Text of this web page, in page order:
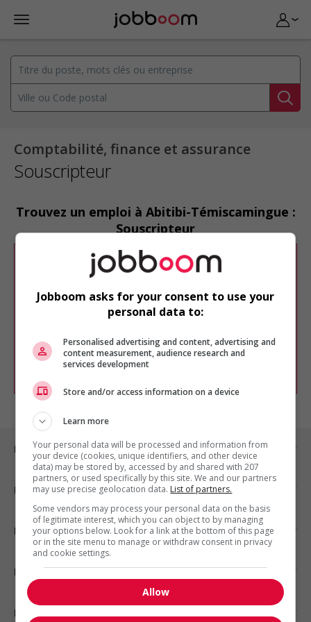
Comptabilité, finance et assurance
Souscripteur
Trouvez un emploi à Abitibi-Témiscamingue :
Souscripteur
Désolé, cette recherche n'a produit aucun
résultat.
Veuillez faire une nouvelle recherche.
Vous pouvez en tout temps utiliser nos
chercher un poste selon votre profil
d'intérêt en emploi en vousinscrivant
comme membre Jobboom.
Emplois par ville
Emplois par secteur
Emplois par statut
Emplois par type
Nos suggestions
Jobboom asks for your consent to use your
personal data to:
Personalised advertising and content, advertising and
content measurement, audience research and
services development
Store and/or access information on a device
Learn more
Your personal data will be processed and information from
your device (cookies, unique identifiers, and other device
data) may be stored by, accessed by and shared with 207
partners, or used specifically by this site. We and our partners
may use precise geolocation data. List of partners.
Some vendors may process your personal data on the basis
of legitimate interest, which you can object to by managing
your options below. Look for a link at the bottom of this page
or in the site menu to manage or withdraw consent in privacy
and cookie settings.
Allow